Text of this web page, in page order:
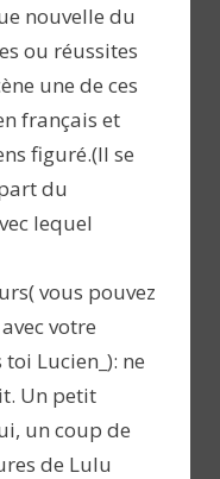
nouvelle du
ou réussites
une de ces
français et
figuré.(Il se
du
lequel
vous pouvez
votre
Lucien_): ne
Un petit
un coup de
de Lulu